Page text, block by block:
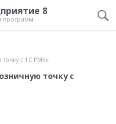
8
программ
с 1С:РМК»
точку с